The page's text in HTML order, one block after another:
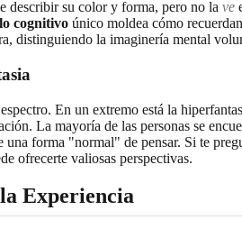
describir su color y forma, pero no la ve
cognitivo único moldea cómo
distinguiendo la imaginería mental
En un extremo está la
La mayoría de las personas se
forma "normal" de pensar. Si te
ofrecerte valiosas perspectivas.
Experiencia